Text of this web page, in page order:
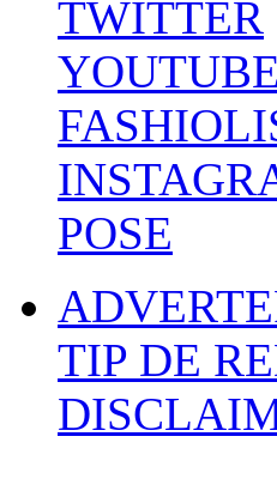
TWITTER
YOUTUBE
POSE
TIP DE